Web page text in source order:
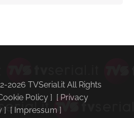
2026 TVSerial.it All Rights
Policy ] [ Privacy
] [ Impressum ]